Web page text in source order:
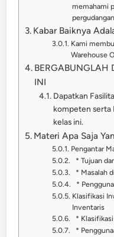
memahami
Kabar Baiknya
Kami
Warehouse
BERGABUNGLAH
INI
Dapatkan
kompeten serta
kelas ini.
Materi Apa Saja
Pengantar
* Tujuan
* Masalah
*
Klasifikasi
Inventaris
*
*